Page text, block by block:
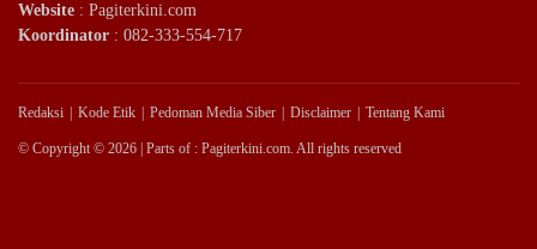
Website : Pagiterkini.com
Koordinator : 082-333-554-717
Redaksi Kode Etik Pedoman Media Siber Disclaimer Tentang Kami
© Copyright © 2026 | Parts of : Pagiterkini.com. All rights reserved